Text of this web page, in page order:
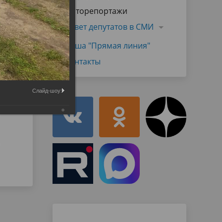
Муниципальная служба
Объявления
имущественного характера
Информационные материалы
Фоторепортажи
Совет депутатов в СМИ
Наша "Прямая линия"
Контакты
Слайд-шоу: